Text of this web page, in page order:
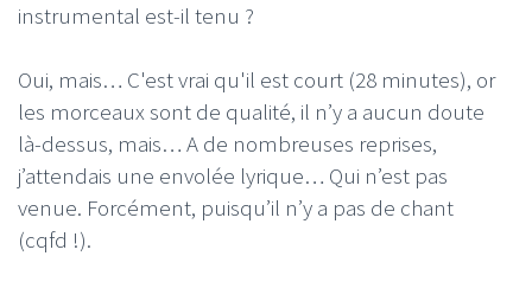
instrumental est-il tenu ?
Oui, mais… C'est vrai qu'il est court (28 minutes), or
les morceaux sont de qualité, il n’y a aucun doute
là-dessus, mais… A de nombreuses reprises,
j’attendais une envolée lyrique… Qui n’est pas
venue. Forcément, puisqu’il n’y a pas de chant
(cqfd !).